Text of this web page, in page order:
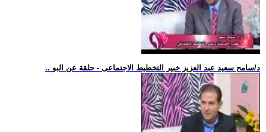
.. د/سامح سعيد عبد العزيز خبير التخطيط الاجتماعى - حلقة عن البو